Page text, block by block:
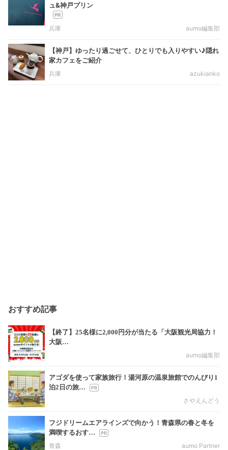
ュ&神戸プリン
兵庫 aumo編集部
【神戸】ゆったり過ごせて、ひとりでも入りやすい♪隠れ
家カフェをご紹介
兵庫 azukianko
おすすめ記事
【終了】25名様に2,000円分が当たる「大阪観光局協力！
大阪…
aumo編集部
アゴダを使って家族旅行！湯河原の温泉旅館でのんびり1
泊2日の旅…
さやえんどう
フジドリームエアラインズで向かう！青森県の春と冬を
満喫するおす…
青森
aumo Partner